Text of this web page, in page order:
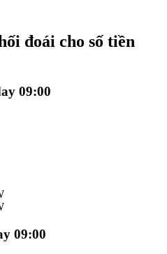
chép
và hoa hồng giao dịch sao chép
đoái cho số tiền
09:00
09:00